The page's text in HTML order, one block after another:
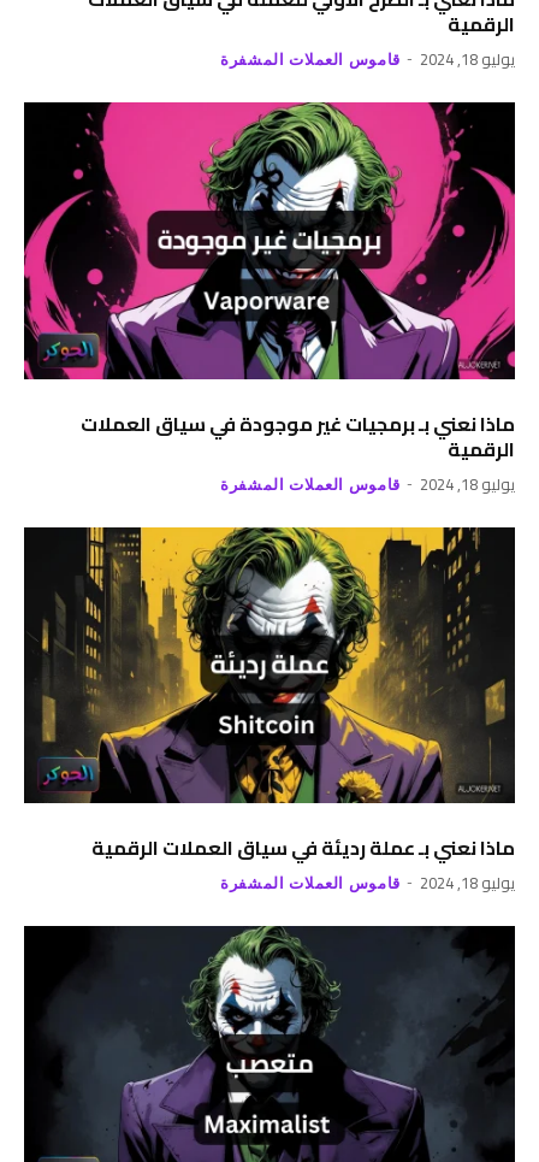
الرقمية
يوليو 18, 2024 قاموس العملات المشفرة
ماذا نعني بـ برمجيات غير موجودة في سياق العملات
الرقمية
يوليو 18, 2024 قاموس العملات المشفرة
ماذا نعني بـ عملة رديئة في سياق العملات الرقمية
يوليو 18, 2024 قاموس العملات المشفرة